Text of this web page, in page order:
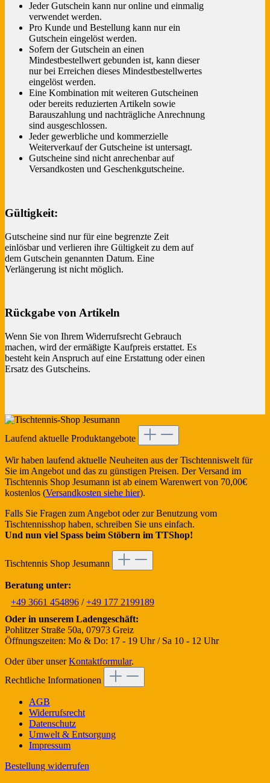
Jeder Gutschein kann nur online und einmalig
verwendet werden.
Pro Kunde und Bestellung kann nur ein
Gutschein eingelöst werden.
Sofern der Gutschein an einen
Mindestbestellwert gebunden ist, kann dieser
nur bei Erreichen dieses Mindestbestellwertes
eingelöst werden.
Eine Kombination mit weiteren Gutscheinen
oder bereits reduzierten Artikeln sowie
Barauszahlung und nachträgliche Anrechnung
sind ausgeschlossen.
Jeder gewerbliche und kommerzielle
Weiterverkauf der Gutscheine ist untersagt.
Gutscheine sind nicht anrechenbar auf
Versandkosten und Geschenkgutscheine.
Gültigkeit:
Gutscheine sind nur für eine begrenzte Zeit
einlösbar und verlieren ihre Gültigkeit zu dem auf
dem Gutschein genannten Datum. Eine
Verlängerung ist nicht möglich.
Rückgabe von Artikeln
Wenn Sie von Ihrem Widerrufsrecht Gebrauch
machen, wird der ermäßigte Kaufpreis erstattet. Es
besteht kein Anspruch auf eine Erstattung oder einen
Ersatz des Gutscheins.
Laufend aktuelle Produktangebote
Wir haben laufend aktuelle Neuheiten aus der Tischtenniswelt für
Sie im Angebot und das zu günstigen Preisen. Der Versand im
Tischtennis Shop Jesumann ist ab einem Warenwert von 70,00€
kostenlos (Versandkosten siehe hier).
Falls Sie Fragen zum Angebot oder zur Benutzung vom
Tischtennisshop haben, schreiben Sie uns einfach.
Und nun viel Spass beim Stöbern im TTShop!
Tischtennis Shop Jesumann
Beratung unter:
+49 3661 454896 /+49 177 2199189
Oder in unserem Ladengeschäft:
Pohlitzer Straße 50a, 07973 Greiz
Öffnungszeiten: Mo & Do: 17 - 19 Uhr / Sa 10 - 12 Uhr
Oder über unserKontaktformular.
Rechtliche Informationen
AGB
Widerrufsrecht
Datenschutz
Umwelt & Entsorgung
Impressum
Bestellung widerrufen